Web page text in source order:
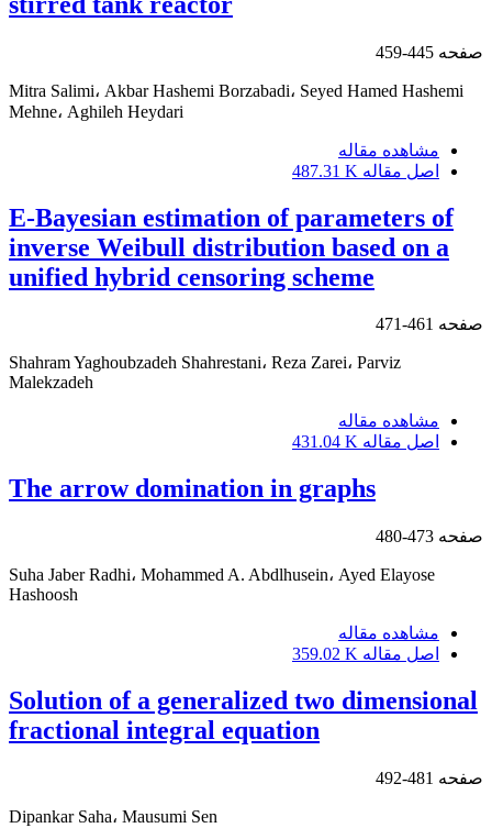
صفحه 445-459
Mitra Salimi، Akbar Hashemi Borzabadi، Seyed Hamed Hashemi
Mehne، Aghileh Heydari
مشاهده مقاله
اصل مقاله 487.31 K
E-Bayesian estimation of parameters of
inverse Weibull distribution based on a
unified hybrid censoring scheme
صفحه 461-471
Shahram Yaghoubzadeh Shahrestani، Reza Zarei، Parviz
Malekzadeh
مشاهده مقاله
اصل مقاله 431.04 K
The arrow domination in graphs
صفحه 473-480
Suha Jaber Radhi، Mohammed A‎. ‎Abdlhusein، Ayed Elayose
Hashoosh
مشاهده مقاله
اصل مقاله 359.02 K
Solution of a generalized two dimensional
fractional integral equation
صفحه 481-492
Dipankar Saha، Mausumi Sen